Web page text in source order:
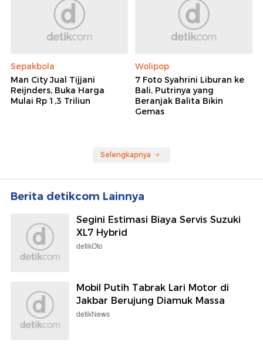
Sepakbola
Man City Jual Tijjani
Reijnders, Buka Harga
Mulai Rp 1,3 Triliun
Wolipop
7 Foto Syahrini Liburan ke
Bali, Putrinya yang
Beranjak Balita Bikin
Gemas
Selengkapnya
Berita detikcom Lainnya
Segini Estimasi Biaya Servis Suzuki
XL7 Hybrid
detikOto
Mobil Putih Tabrak Lari Motor di
Jakbar Berujung Diamuk Massa
detikNews